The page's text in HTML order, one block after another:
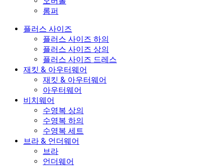
롬퍼
플러스 사이즈
플러스 사이즈 하의
플러스 사이즈 상의
플러스 사이즈 드레스
재킷 & 아우터웨어
재킷 & 아우터웨어
아우터웨어
비치웨어
수영복 상의
수영복 하의
수영복 세트
브라 & 언더웨어
브라
언더웨어